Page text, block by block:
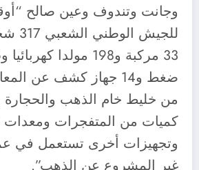
وجانت وتندوف وعين صالح
من خليط خام الذهب والحجارة
كميات من المتفجرات ومعدات
وتجهيزات أخرى تستعمل في
غير المشروع عن الذهب”.